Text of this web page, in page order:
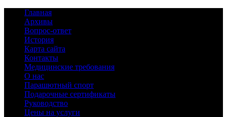
Главная
Архивы
Вопрос-ответ
История
Карта сайта
Контакты
Медицинские требования
О нас
Парашютный спорт
Подарочные сертификаты
Руководство
Цены на услуги